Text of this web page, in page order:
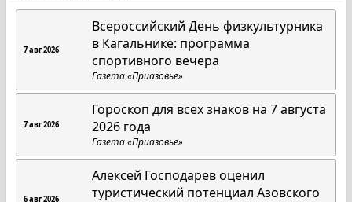
7 авг 2026
Всероссийский День физкультурника
в Кагальнике: программа
спортивного вечера
Газета «Приазовье»
7 авг 2026
Гороскоп для всех знаков на 7 августа
2026 года
Газета «Приазовье»
6 авг 2026
Алексей Господарев оценил
туристический потенциал Азовского